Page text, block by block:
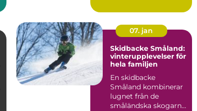
fal...
07. jan
Skidbacke Småland:
vinterupplevelser för
hela familjen
En skidbacke
Småland kombinerar
lugnet från de
småländska skogarna